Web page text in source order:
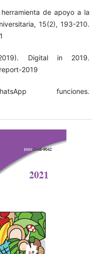
de apoyo a la
15(2), 193-210.
Digital in 2019.
2019
funciones.